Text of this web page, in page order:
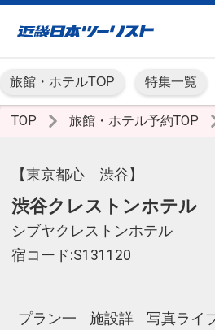
旅館・ホテルTOP 特集一覧
TOP 旅館・ホテル予約TOP
【東京都心 渋谷】
渋谷クレストンホテル
シブヤクレストンホテル
宿コード:S131120
プラン一
施設詳
写真ライ